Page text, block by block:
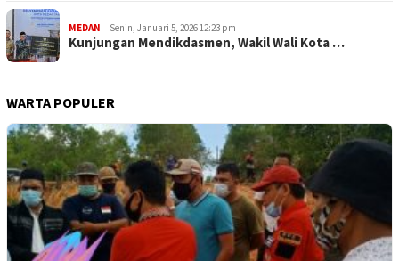
MEDAN Senin, Januari 5, 2026 12:23 pm
Kunjungan Mendikdasmen, Wakil Wali Kota …
WARTA POPULER